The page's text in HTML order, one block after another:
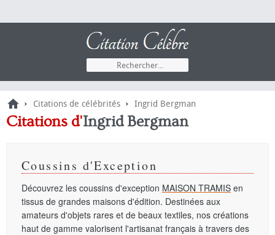
› Citations de célébrités › Ingrid Bergman
Citations d'Ingrid Bergman
Coussins d'Exception
Découvrez les coussins d'exception MAISON TRAMIS en
tissus de grandes maisons d'édition. Destinées aux
amateurs d'objets rares et de beaux textiles, nos créations
haut de gamme valorisent l'artisanat français à travers des